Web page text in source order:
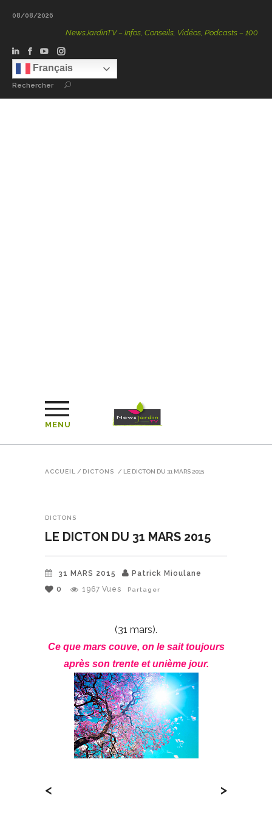
08/08/2026
NewsJardinTV – Infos, Conseils, Vidéos, Podcasts – 100 %
Français
Rechercher
MENU
ACCUEIL / DICTONS / LE DICTON DU 31 MARS 2015
DICTONS
LE DICTON DU 31 MARS 2015
31 MARS 2015
Patrick Mioulane
0
1967 Vues Partager
(31 mars).
Ce que mars couve, on le sait toujours
après son trente et unième jour.
< >